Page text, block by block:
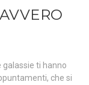
galassie ti hanno
che si